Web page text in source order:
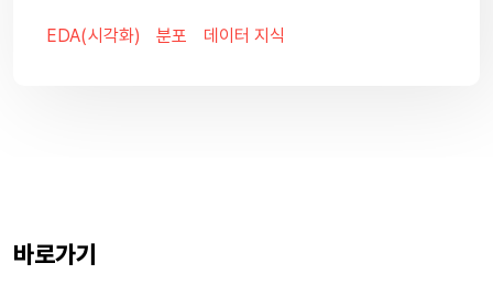
EDA(시각화) 분포 데이터 지식
바로가기